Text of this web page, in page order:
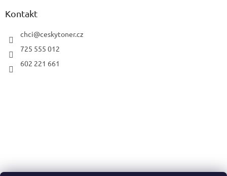
Kontakt
chci@ceskytoner.cz
725 555 012
602 221 661